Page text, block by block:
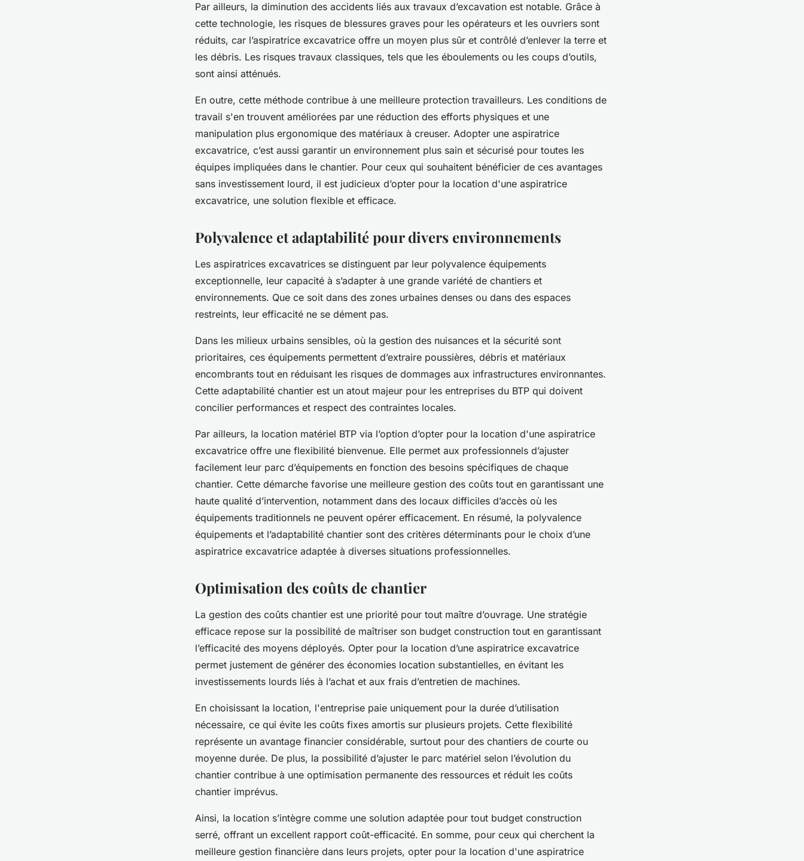
Par ailleurs, la diminution des accidents liés aux travaux d’excavation est notable. Grâce à
cette technologie, les risques de blessures graves pour les opérateurs et les ouvriers sont
réduits, car l’aspiratrice excavatrice offre un moyen plus sûr et contrôlé d’enlever la terre et
les débris. Les risques travaux classiques, tels que les éboulements ou les coups d’outils,
sont ainsi atténués.
En outre, cette méthode contribue à une meilleure protection travailleurs. Les conditions de
travail s'en trouvent améliorées par une réduction des efforts physiques et une
manipulation plus ergonomique des matériaux à creuser. Adopter une aspiratrice
excavatrice, c’est aussi garantir un environnement plus sain et sécurisé pour toutes les
équipes impliquées dans le chantier. Pour ceux qui souhaitent bénéficier de ces avantages
sans investissement lourd, il est judicieux d’opter pour la location d'une aspiratrice
excavatrice, une solution flexible et efficace.
Polyvalence et adaptabilité pour divers environnements
Les aspiratrices excavatrices se distinguent par leur polyvalence équipements
exceptionnelle, leur capacité à s’adapter à une grande variété de chantiers et
environnements. Que ce soit dans des zones urbaines denses ou dans des espaces
restreints, leur efficacité ne se dément pas.
Dans les milieux urbains sensibles, où la gestion des nuisances et la sécurité sont
prioritaires, ces équipements permettent d’extraire poussières, débris et matériaux
encombrants tout en réduisant les risques de dommages aux infrastructures environnantes.
Cette adaptabilité chantier est un atout majeur pour les entreprises du BTP qui doivent
concilier performances et respect des contraintes locales.
Par ailleurs, la location matériel BTP via l’option d’opter pour la location d'une aspiratrice
excavatrice offre une flexibilité bienvenue. Elle permet aux professionnels d’ajuster
facilement leur parc d’équipements en fonction des besoins spécifiques de chaque
chantier. Cette démarche favorise une meilleure gestion des coûts tout en garantissant une
haute qualité d’intervention, notamment dans des locaux difficiles d’accès où les
équipements traditionnels ne peuvent opérer efficacement. En résumé, la polyvalence
équipements et l’adaptabilité chantier sont des critères déterminants pour le choix d’une
aspiratrice excavatrice adaptée à diverses situations professionnelles.
Optimisation des coûts de chantier
La gestion des coûts chantier est une priorité pour tout maître d’ouvrage. Une stratégie
efficace repose sur la possibilité de maîtriser son budget construction tout en garantissant
l’efficacité des moyens déployés. Opter pour la location d’une aspiratrice excavatrice
permet justement de générer des économies location substantielles, en évitant les
investissements lourds liés à l’achat et aux frais d’entretien de machines.
En choisissant la location, l'entreprise paie uniquement pour la durée d’utilisation
nécessaire, ce qui évite les coûts fixes amortis sur plusieurs projets. Cette flexibilité
représente un avantage financier considérable, surtout pour des chantiers de courte ou
moyenne durée. De plus, la possibilité d’ajuster le parc matériel selon l’évolution du
chantier contribue à une optimisation permanente des ressources et réduit les coûts
chantier imprévus.
Ainsi, la location s’intègre comme une solution adaptée pour tout budget construction
serré, offrant un excellent rapport coût-efficacité. En somme, pour ceux qui cherchent la
meilleure gestion financière dans leurs projets, opter pour la location d'une aspiratrice